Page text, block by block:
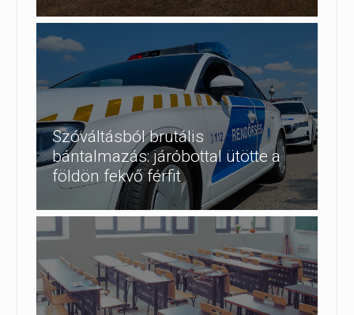
Szóváltásból brutális
bántalmazás: járóbottal ütötte a
földön fekvő férfit